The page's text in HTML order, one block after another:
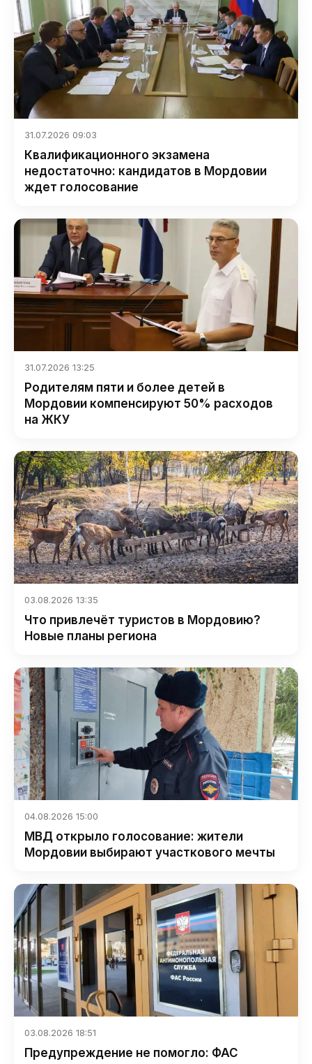
31.07.2026 09:03
Квалификационного экзамена
недостаточно: кандидатов в Мордовии
ждет голосование
31.07.2026 13:25
Родителям пяти и более детей в
Мордовии компенсируют 50% расходов
на ЖКУ
03.08.2026 13:35
Что привлечёт туристов в Мордовию?
Новые планы региона
04.08.2026 15:00
МВД открыло голосование: жители
Мордовии выбирают участкового мечты
03.08.2026 18:51
Предупреждение не помогло: ФАС